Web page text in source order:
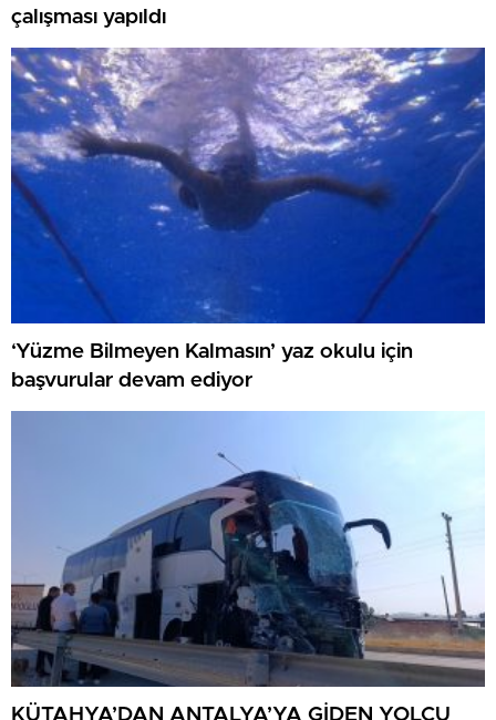
çalışması yapıldı
‘Yüzme Bilmeyen Kalmasın’ yaz okulu için
başvurular devam ediyor
KÜTAHYA’DAN ANTALYA’YA GİDEN YOLCU